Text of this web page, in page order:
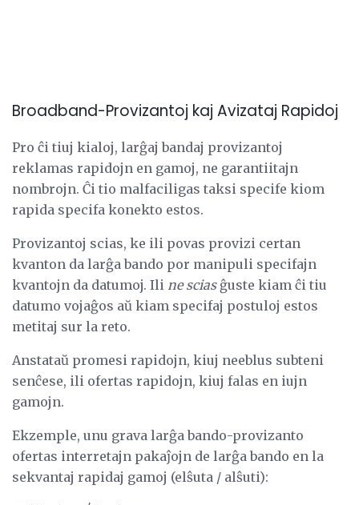
Broadband-Provizantoj kaj Avizataj Rapidoj
Pro ĉi tiuj kialoj, larĝaj bandaj provizantoj
reklamas rapidojn en gamoj, ne garantiitajn
nombrojn. Ĉi tio malfaciligas taksi specife kiom
rapida specifa konekto estos.
Provizantoj scias, ke ili povas provizi certan
kvanton da larĝa bando por manipuli specifajn
kvantojn da datumoj. Ili ne sciasĝuste kiam ĉi tiu
datumo vojaĝos aŭ kiam specifaj postuloj estos
metitaj sur la reto.
Anstataŭ promesi rapidojn, kiuj neeblus subteni
senĉese, ili ofertas rapidojn, kiuj falas en iujn
gamojn.
Ekzemple, unu grava larĝa bando-provizanto
ofertas interretajn pakaĵojn de larĝa bando en la
sekvantaj rapidaj gamoj (elŝuta / alŝuti):